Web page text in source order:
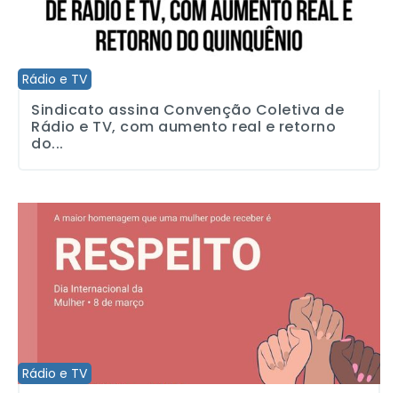
Rádio e TV
Sindicato assina Convenção Coletiva de
Rádio e TV, com aumento real e retorno
do...
Rádio e TV
Jornalistas rejeitam proposta patronal de Rádio e TV por